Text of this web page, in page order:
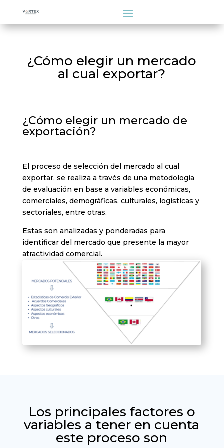
¿Cómo elegir un mercado
al cual exportar?
¿Cómo elegir un mercado de
exportación?
El proceso de selección del mercado al cual
exportar, se realiza a través de una metodología
de evaluación en base a variables económicas,
comerciales, demográficas, culturales, logísticas y
sectoriales, entre otras.
Estas son analizadas y ponderadas para
identificar del mercado que presente la mayor
atractividad comercial.
Los principales factores o
variables a tener en cuenta
este proceso son